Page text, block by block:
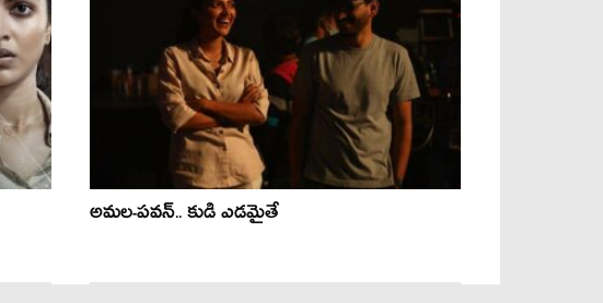
అమ‌ల‌-ప‌వ‌న్.. కుడి ఎడ‌మైతే